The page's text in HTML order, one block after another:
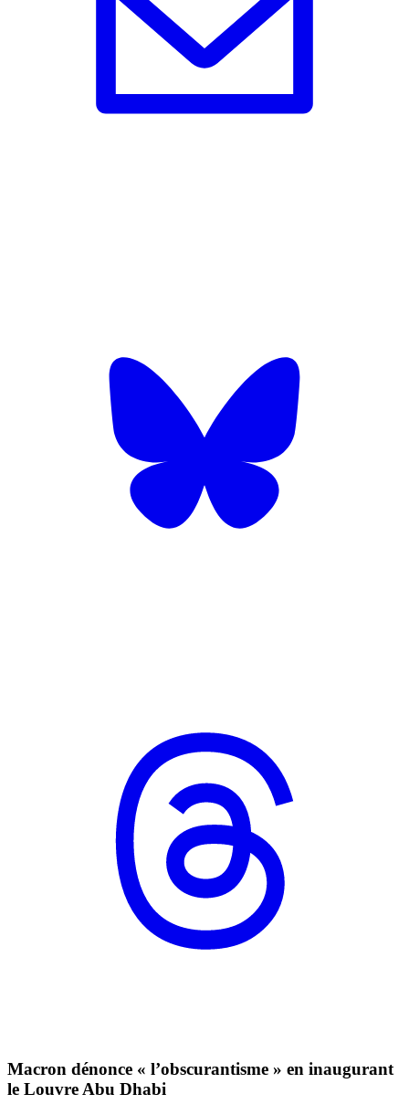
Macron dénonce « l’obscurantisme » en inaugurant
le Louvre Abu Dhabi